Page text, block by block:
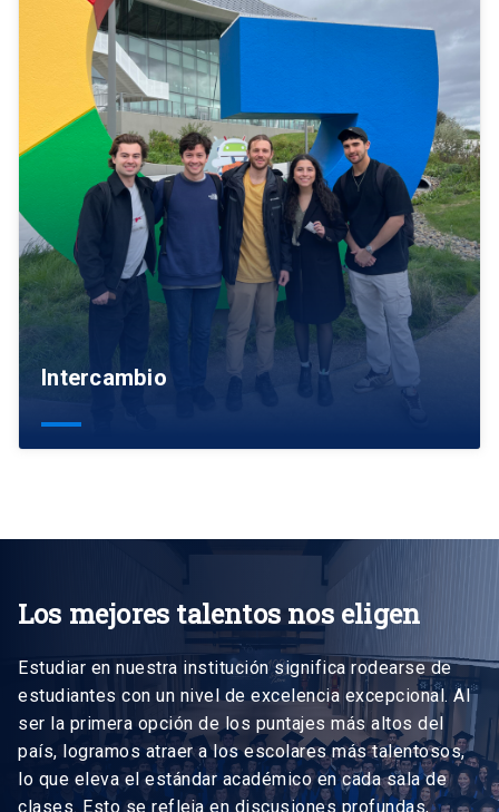
Intercambio
Los mejores talentos nos eligen
Estudiar en nuestra institución significa rodearse de
estudiantes con un nivel de excelencia excepcional. Al
ser la primera opción de los puntajes más altos del
país, logramos atraer a los escolares más talentosos,
lo que eleva el estándar académico en cada sala de
clases. Esto se refleja en discusiones profundas,